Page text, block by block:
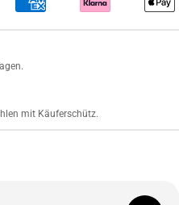
mit Käuferschütz.